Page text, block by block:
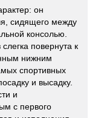
он
сидящего между
консолью.
повернута к
нижним
спортивных
и высадку.
и
с первого